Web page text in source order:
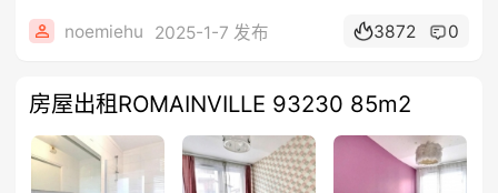
noemiehu 2025-1-7 发布 3872 0
房屋出租ROMAINVILLE 93230 85m2